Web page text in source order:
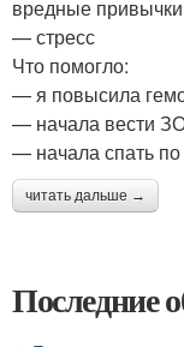
вредные привычки
— стресс
Что помогло:
— я повысила
— начала вести
— начала спать
читать дальше →
Последние